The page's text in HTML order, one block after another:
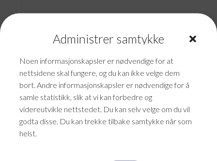
Administrer samtykke
Noen informasjonskapsler er nødvendige for at
nettsidene skal fungere, og du kan ikke velge dem
bort. Andre informasjonskapsler er nødvendige for å
samle statistikk, slik at vi kan forbedre og
videreutvikle nettstedet. Du kan selv velge om du vil
godta disse. Du kan trekke tilbake samtykke når som
helst.